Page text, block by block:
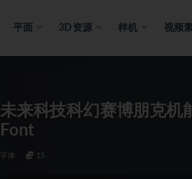
平面 3D资源 样机 视频
未来科技科幻赛博朋克机
Font
字体 15